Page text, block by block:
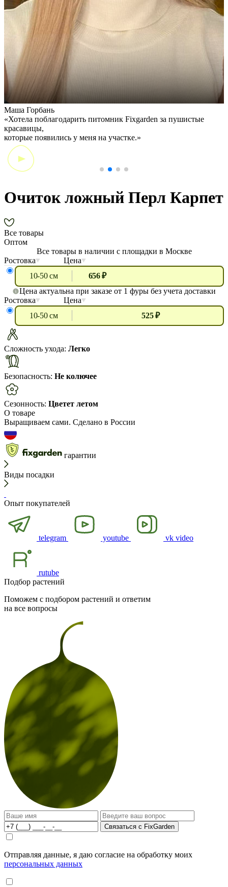
Маша Горбань
«Хотела поблагодарить питомник Fixgarden за пушистые
красавицы,
которые появились у меня на участке.»
Очиток ложный Перл Карпет
Все товары
Оптом
Все товары в наличии с площадки в Москве
Ростовка
Цена
10-50 см
656 ₽
Цена актуальна при заказе от 1 фуры без учета доставки
Ростовка
Цена
10-50 см
525 ₽
Сложность ухода: Легко
Безопасность: Не колючее
Сезонность: Цветет летом
О товаре
Выращиваем сами. Сделано в России
гарантии
Виды посадки
Опыт покупателей
telegram youtube vk video
rutube
Подбор растений
Поможем с подбором растений и ответим
на все вопросы
Связаться с FixGarden
Отправляя данные, я даю согласие на обработку моих
персональных данных